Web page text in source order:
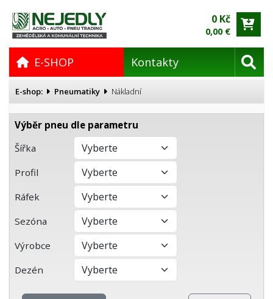
0 Kč
0,00 €
E-SHOP Kontakty
E-shop: Pneumatiky Nákladní
Výběr pneu dle parametru
Šířka
Profil
Ráfek
Sezóna
Výrobce
Dezén